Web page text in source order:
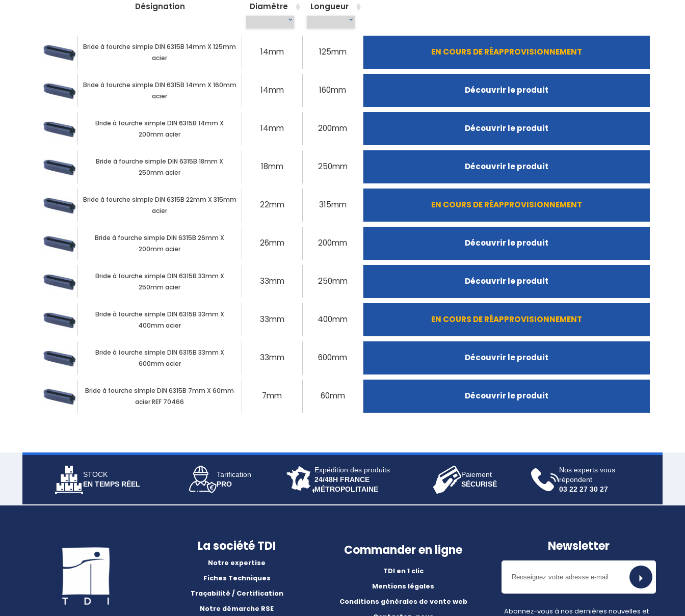
Désignation Diamètre Longueur
Bride à fourche simple DIN 6315B 14mm X 125mm
acier
14mm 125mm EN COURS DE RÉAPPROVISIONNEMENT
Bride à fourche simple DIN 6315B 14mm X 160mm
acier
14mm 160mm Découvrir le produit
Bride à fourche simple DIN 6315B 14mm X
200mm acier
14mm 200mm Découvrir le produit
Bride à fourche simple DIN 6315B 18mm X
250mm acier
18mm 250mm Découvrir le produit
Bride à fourche simple DIN 6315B 22mm X 315mm
acier
22mm 315mm EN COURS DE RÉAPPROVISIONNEMENT
Bride à fourche simple DIN 6315B 26mm X
200mm acier
26mm 200mm Découvrir le produit
Bride à fourche simple DIN 6315B 33mm X
250mm acier
33mm 250mm Découvrir le produit
Bride à fourche simple DIN 6315B 33mm X
400mm acier
33mm 400mm EN COURS DE RÉAPPROVISIONNEMENT
Bride à fourche simple DIN 6315B 33mm X
600mm acier
33mm 600mm Découvrir le produit
Bride à fourche simple DIN 6315B 7mm X 60mm
acier REF 70466
7mm 60mm Découvrir le produit
STOCK
EN TEMPS RÉEL
Tarification
PRO
Expédition des produits
24/48H FRANCE
MÉTROPOLITAINE
Paiement
SÉCURISÉ
Nos experts vous
répondent
03 22 27 30 27
La société TDI
Notre expertise
Fiches Techniques
Traçabilité / Certification
Notre démarche RSE
Commander en ligne
TDI en 1 clic
Mentions légales
Conditions générales de vente web
Newsletter
Abonnez-vous à nos dernières nouvelles et